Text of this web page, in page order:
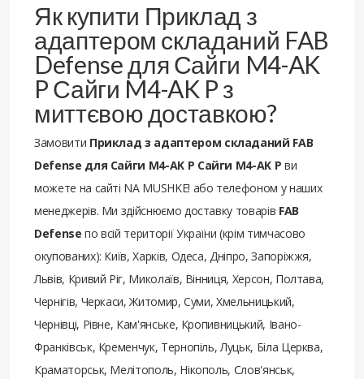
Як купити Приклад з
адаптером складаний FAB
Defense для Сайги M4-AK
P Сайги M4-AK P з
миттєвою доставкою?
Замовити Приклад з адаптером складаний FAB
Defense для Сайги M4-AK P Сайги M4-AK P ви
можете на сайті NA MUSHKE! або телефоном у наших
менеджерів. Ми здійснюємо доставку товарів FAB
Defense по всій території України (крім тимчасово
окупованих): Київ, Харків, Одеса, Дніпро, Запоріжжя,
Львів, Кривий Ріг, Миколаїв, Вінниця, Херсон, Полтава,
Чернігів, Черкаси, Житомир, Суми, Хмельницький,
Чернівці, Рівне, Кам'янське, Кропивницький, Івано-
Франківськ, Кременчук, Тернопіль, Луцьк, Біла Церква,
Краматорськ, Мелітополь, Нікополь, Слов'янськ,